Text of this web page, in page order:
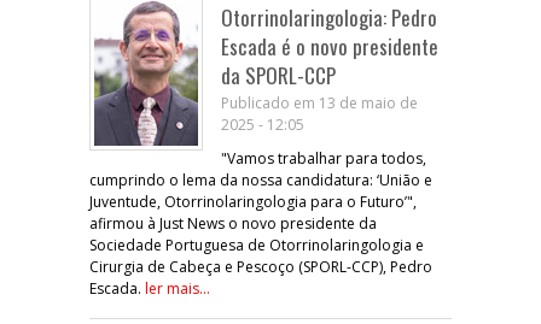
Otorrinolaringologia: Pedro
Escada é o novo presidente
da SPORL-CCP
Publicado em 13 de maio de
2025 - 12:05
"Vamos trabalhar para todos,
cumprindo o lema da nossa candidatura: ‘União e
Juventude, Otorrinolaringologia para o Futuro’",
afirmou à Just News o novo presidente da
Sociedade Portuguesa de Otorrinolaringologia e
Cirurgia de Cabeça e Pescoço (SPORL-CCP), Pedro
Escada. ler mais...